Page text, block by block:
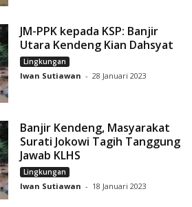
JM-PPK kepada KSP: Banjir
Utara Kendeng Kian Dahsyat
Lingkungan
Iwan Sutiawan - 28 Januari 2023
Banjir Kendeng, Masyarakat
Surati Jokowi Tagih Tanggung
Jawab KLHS
Lingkungan
Iwan Sutiawan - 18 Januari 2023